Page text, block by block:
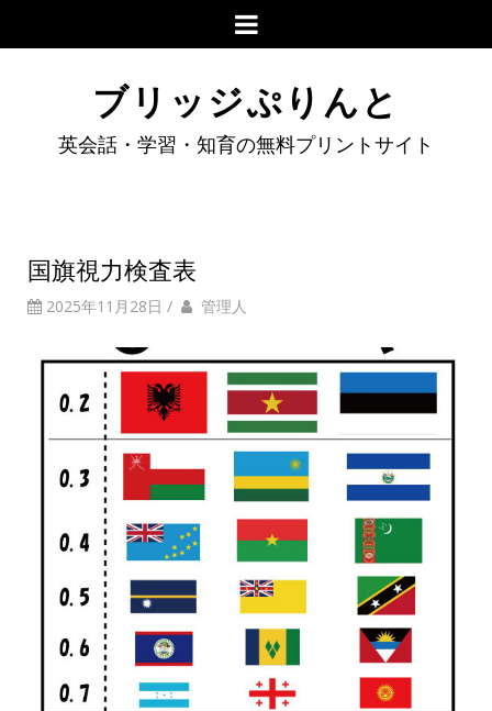
ブリッジぷりんと
英会話・学習・知育の無料プリントサイト
国旗視力検査表
2025年11月28日 / 管理人